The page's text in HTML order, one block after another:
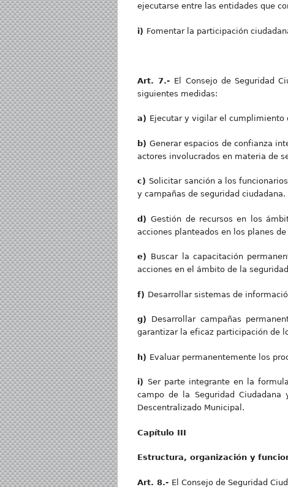
ejecutarse entre las entidades que
i) Fomentar la participación
Art. 7.- El Consejo de Seguridad
siguientes medidas:
a) Ejecutar y vigilar el cumplimiento
b)Generar espacios de confianza
actores involucrados en materia de
c)Solicitar sanción a los
y campañas de seguridad ciudadana.
d)Gestión de recursos en los
acciones planteados en los planes
e) Buscar la capacitación
acciones en el ámbito de la
f) Desarrollar sistemas de
g) Desarrollar campañas
garantizar la eficaz participación de
h) Evaluar permanentemente los
i)Ser parte integrante en la
campo de la Seguridad Ciudadana
Descentralizado Municipal.
Capítulo III
Estructura, organización y
Art. 8.- El Consejo de Seguridad